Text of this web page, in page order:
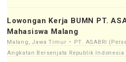
Lowongan Kerja BUMN PT.
Mahasiswa Malang
Malang, Jawa Timur
PT. ASABRI
Angkatan Bersenjata Republik Indonesia